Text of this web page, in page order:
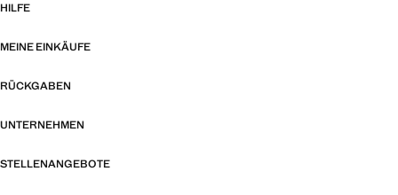
HILFE
MEINE EINKÄUFE
RÜCKGABEN
UNTERNEHMEN
STELLENANGEBOTE